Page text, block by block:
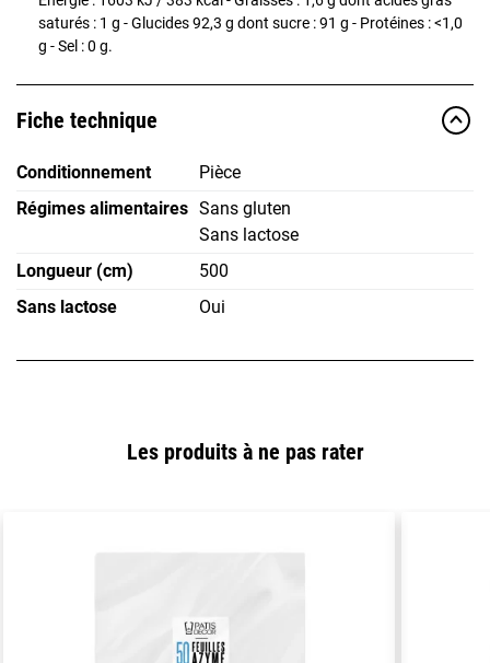
saturés : 1 g - Glucides 92,3 g dont sucre : 91 g - Protéines : <1,0
g - Sel : 0 g.
Fiche technique
Conditionnement
Pièce
Régimes alimentaires Sans gluten
Sans lactose
Longueur (cm)
500
Sans lactose
Oui
Les produits à ne pas rater